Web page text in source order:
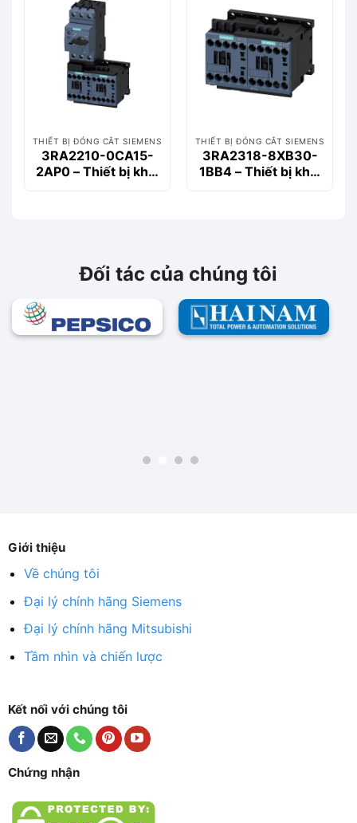
THIẾT BỊ ĐÓNG CẮT SIEMENS
3RA2210-0CA15-
2AP0 – Thiết bị khởi
THIẾT BỊ ĐÓNG CẮT SIEMENS
3RA2318-8XB30-
1BB4 – Thiết bị khởi
Đối tác của chúng tôi
Giới thiệu
Về chúng tôi
Đại lý chính hãng Siemens
Đại lý chính hãng Mitsubishi
Tầm nhìn và chiến lược
Kết nối với chúng tôi
Chứng nhận